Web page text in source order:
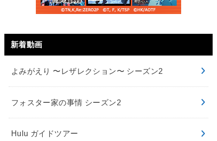
新着動画
よみがえり 〜レザレクション〜 シーズン2
フォスター家の事情 シーズン2
Hulu ガイドツアー